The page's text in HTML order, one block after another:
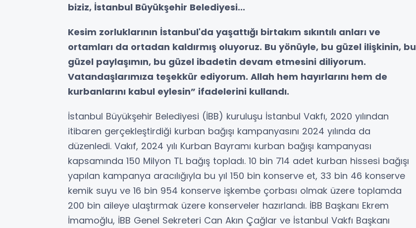
biziz, İstanbul Büyükşehir Belediyesi...
Kesim zorluklarının İstanbul'da yaşattığı birtakım sıkıntılı anları ve
ortamları da ortadan kaldırmış oluyoruz. Bu yönüyle, bu güzel ilişkinin, bu
güzel paylaşımın, bu güzel ibadetin devam etmesini diliyorum.
Vatandaşlarımıza teşekkür ediyorum. Allah hem hayırlarını hem de
kurbanlarını kabul eylesin” ifadelerini kullandı.
İstanbul Büyükşehir Belediyesi (İBB) kuruluşu İstanbul Vakfı, 2020 yılından
itibaren gerçekleştirdiği kurban bağışı kampanyasını 2024 yılında da
düzenledi. Vakıf, 2024 yılı Kurban Bayramı kurban bağışı kampanyası
kapsamında 150 Milyon TL bağış topladı. 10 bin 714 adet kurban hissesi bağışı
yapılan kampanya aracılığıyla bu yıl 150 bin konserve et, 33 bin 46 konserve
kemik suyu ve 16 bin 954 konserve işkembe çorbası olmak üzere toplamda
200 bin aileye ulaştırmak üzere konserveler hazırlandı. İBB Başkanı Ekrem
İmamoğlu, İBB Genel Sekreteri Can Akın Çağlar ve İstanbul Vakfı Başkanı